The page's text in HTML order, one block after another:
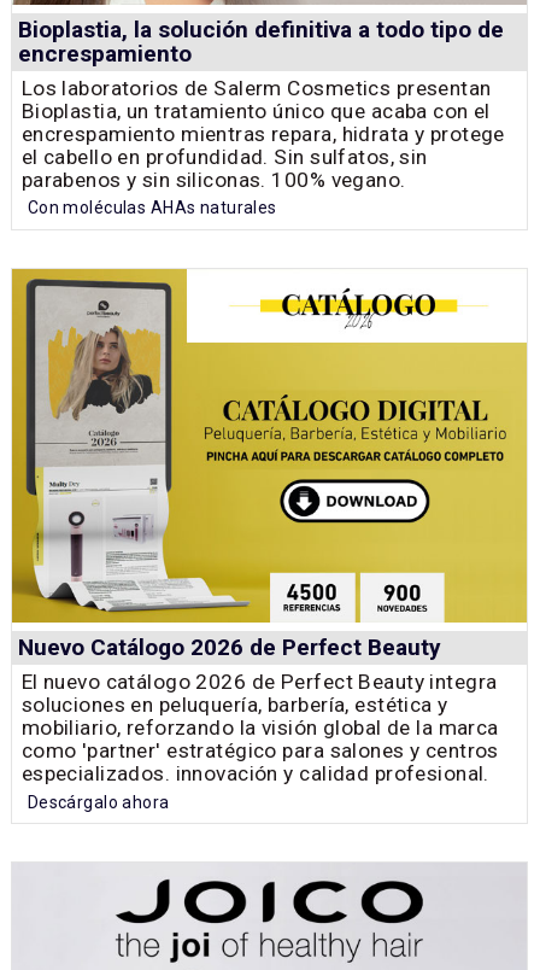
Bioplastia, la solución definitiva a todo tipo de
encrespamiento
Los laboratorios de Salerm Cosmetics presentan
Bioplastia, un tratamiento único que acaba con el
encrespamiento mientras repara, hidrata y protege
el cabello en profundidad. Sin sulfatos, sin
parabenos y sin siliconas. 100% vegano.
Con moléculas AHAs naturales
Nuevo Catálogo 2026 de Perfect Beauty
El nuevo catálogo 2026 de Perfect Beauty integra
soluciones en peluquería, barbería, estética y
mobiliario, reforzando la visión global de la marca
como 'partner' estratégico para salones y centros
especializados. innovación y calidad profesional.
Descárgalo ahora